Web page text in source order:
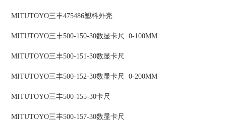
MITUTOYO三丰475486塑料外壳
MITUTOYO三丰500-150-30数显卡尺 0-100MM
MITUTOYO三丰500-151-30数显卡尺
MITUTOYO三丰500-152-30数显卡尺 0-200MM
MITUTOYO三丰500-155-30卡尺
MITUTOYO三丰500-157-30数显卡尺